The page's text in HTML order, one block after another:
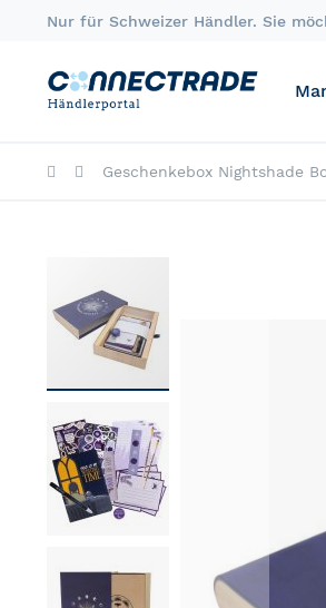
Skip
Nur für Schweizer Händler. Sie
Geschenkebox Nightshade
the
end
the
images
gallery